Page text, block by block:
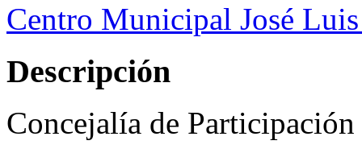
Centro Municipal José
Descripción
Concejalía de